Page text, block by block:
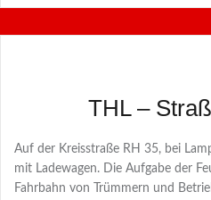
THL –
Auf der Kreisstraße RH 35, bei
mit Ladewagen. Die Aufgabe der
Fahrbahn von Trümmern und